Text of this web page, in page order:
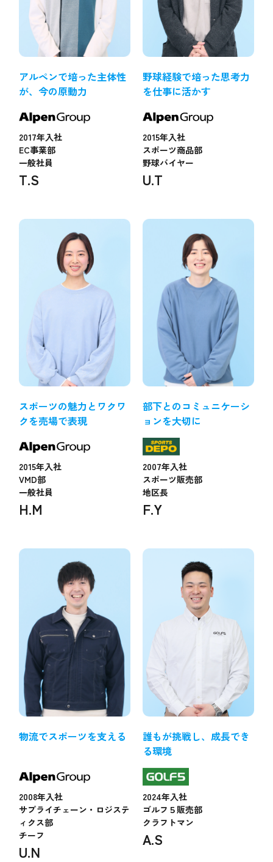
アルペンで培った主体性
が、今の原動力
2017年入社
EC事業部
一般社員
T.S
野球経験で培った思考力
を仕事に活かす
2015年入社
スポーツ商品部
野球バイヤー
U.T
スポーツの魅力とワクワ
クを売場で表現
2015年入社
VMD部
一般社員
H.M
部下とのコミュニケーシ
ョンを大切に
2007年入社
スポーツ販売部
地区長
F.Y
物流でスポーツを支える
2008年入社
サプライチェーン・ロジステ
ィクス部
チーフ
U.N
誰もが挑戦し、成長でき
る環境
2024年入社
ゴルフ５販売部
クラフトマン
A.S